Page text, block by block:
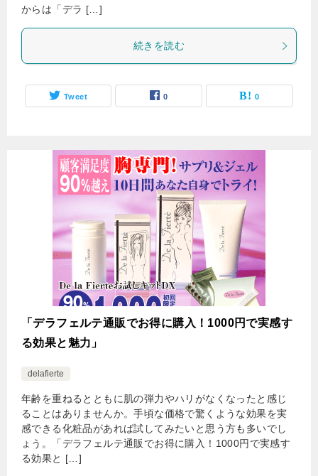
からは「デラ […]
続きを読む
Tweet 0 0
「デラフェルテ通販でお得に購入！1000円で実感す
る効果と魅力」
delafierte
年齢を重ねるとともに肌の弾力やハリがなくなったと感じ
ることはありませんか。手頃な価格で驚くような効果を実
感できる化粧品があれば試してみたいと思う方も多いでし
ょう。「デラフェルテ通販でお得に購入！1000円で実感す
る効果と […]